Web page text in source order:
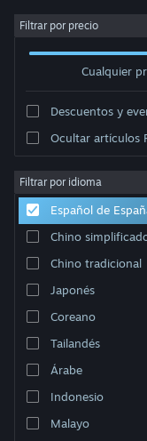
Iniciar sesión
Acerca de
Soporte
Cambiar idioma
Descargar Steam Mobile
Ver versión clásica
Filtrar por precio
Cualquier
Descuentos y
Ocultar artículos
Filtrar por idioma
Español de
Chino
Chino tradicional
Japonés
Coreano
Tailandés
Árabe
Indonesio
Malayo
Desarrollador: Ashley
Ordenar por Relevancia
0 resultados coinciden
basándose en tus